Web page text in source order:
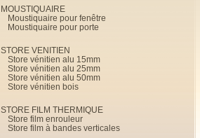
MOUSTIQUAIRE
Moustiquaire pour fenêtre
Moustiquaire pour porte
STORE VENITIEN
Store vénitien alu 15mm
Store vénitien alu 25mm
Store vénitien alu 50mm
Store vénitien bois
STORE FILM THERMIQUE
Store film enrouleur
Store film à bandes verticales